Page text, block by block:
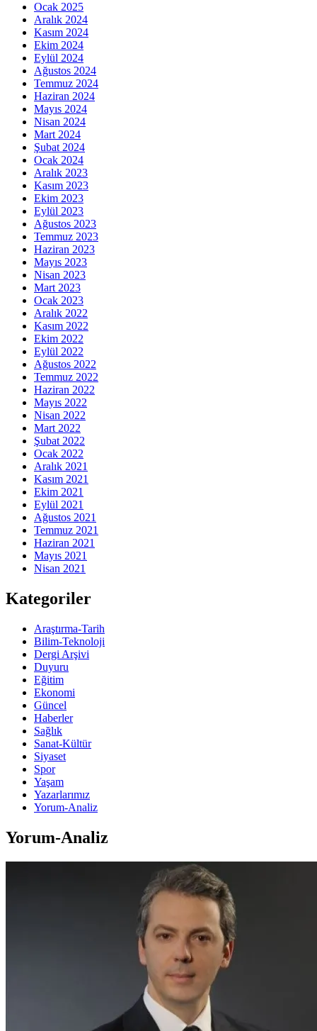
Ocak 2025
Aralık 2024
Kasım 2024
Ekim 2024
Eylül 2024
Ağustos 2024
Temmuz 2024
Haziran 2024
Mayıs 2024
Nisan 2024
Mart 2024
Şubat 2024
Ocak 2024
Aralık 2023
Kasım 2023
Ekim 2023
Eylül 2023
Ağustos 2023
Temmuz 2023
Haziran 2023
Mayıs 2023
Nisan 2023
Mart 2023
Ocak 2023
Aralık 2022
Kasım 2022
Ekim 2022
Eylül 2022
Ağustos 2022
Temmuz 2022
Haziran 2022
Mayıs 2022
Nisan 2022
Mart 2022
Şubat 2022
Ocak 2022
Aralık 2021
Kasım 2021
Ekim 2021
Eylül 2021
Ağustos 2021
Temmuz 2021
Haziran 2021
Mayıs 2021
Nisan 2021
Kategoriler
Araştırma-Tarih
Bilim-Teknoloji
Dergi Arşivi
Duyuru
Eğitim
Ekonomi
Güncel
Haberler
Sağlık
Sanat-Kültür
Siyaset
Spor
Yaşam
Yazarlarımız
Yorum-Analiz
Yorum-Analiz